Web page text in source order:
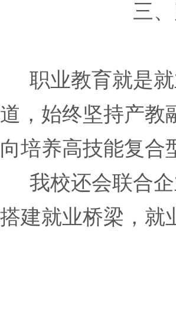
三
职业教育就是就
道，始终坚持产教
向培养高技能复合
我校还会联合企
搭建就业桥梁，就